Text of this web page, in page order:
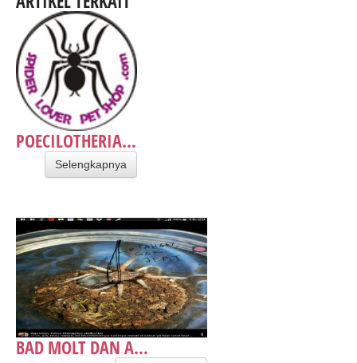
POECILOTHERIA...
Selengkapnya
BAD MOLT DAN A...